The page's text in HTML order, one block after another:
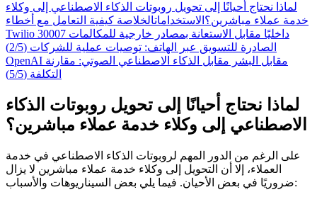
لماذا نحتاج أحيانًا إلى تحويل روبوتات الذكاء الاصطناعي إلى وكلاء
خدمة عملاء مباشرين؟ الاستخداماتالخلاصة كيفية التعامل مع أخطاء
Twilio 30007 داخليًا مقابل الاستعانة بمصادر خارجية للمكالمات
الصادرة للتسويق عبر الهاتف: توصيات عملية للشركات (2/5)
OpenAI مقابل البشر مقابل الذكاء الاصطناعي الصوتي: مقارنة
التكلفة (5/5)
لماذا نحتاج أحيانًا إلى تحويل روبوتات الذكاء
الاصطناعي إلى وكلاء خدمة عملاء مباشرين؟
على الرغم من الدور المهم لروبوتات الذكاء الاصطناعي في خدمة
العملاء، إلا أن التحويل إلى وكلاء خدمة عملاء مباشرين لا يزال
ضروريًا في بعض الأحيان. فيما يلي بعض السيناريوهات والأسباب: